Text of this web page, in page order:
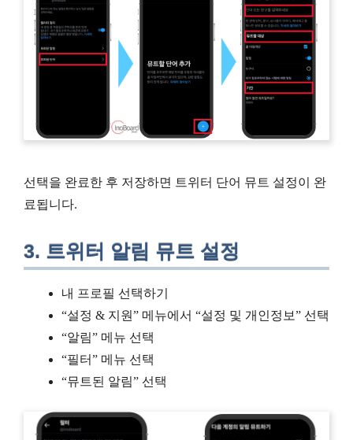
선택을 완료한 후 저장하면 트위터 단어 뮤트 설정이 완
료됩니다.
3. 트위터 알림 뮤트 설정
내 프로필 선택하기
“설정 & 지원” 메뉴에서 “설정 및 개인정보” 선택
“알림” 메뉴 선택
“필터” 메뉴 선택
“뮤트된 알림” 선택